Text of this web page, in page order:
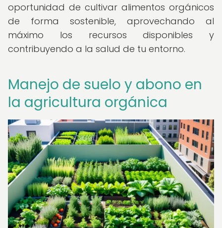
oportunidad de cultivar alimentos orgánicos
de forma sostenible, aprovechando al
máximo los recursos disponibles y
contribuyendo a la salud de tu entorno.
Manejo de suelo y abono en
la agricultura orgánica